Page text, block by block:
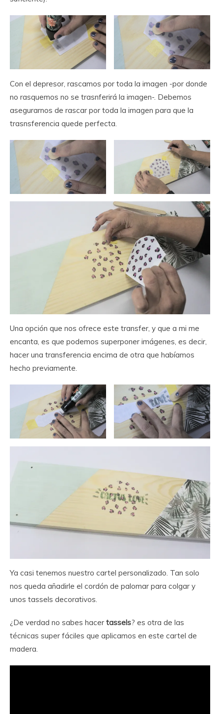
Con el depresor, rascamos por toda la imagen -por donde
no rasquemos no se trasnferirá la imagen-. Debemos
asegurarnos de rascar por toda la imagen para que la
trasnsferencia quede perfecta.
Una opción que nos ofrece este transfer, y que a mi me
encanta, es que podemos superponer imágenes, es decir,
hacer una transferencia encima de otra que habíamos
hecho previamente.
Ya casi tenemos nuestro cartel personalizado. Tan solo
nos queda añadirle el cordón de palomar para colgar y
unos tassels decorativos.
¿De verdad no sabes hacer tassels? es otra de las
técnicas super fáciles que aplicamos en este cartel de
madera.